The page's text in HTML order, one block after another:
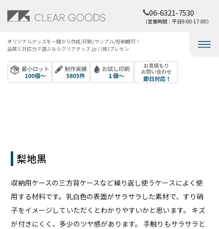
オリジナルグッズを​一個から​作成/印刷/サンプル/短納期可！​
品質と​対応力で​選ぶなら​クリアグッズ.jp / (株)プレセン
06-6321-7530
（営業時間：平日9:00-17:00）
梨地黒
収納用ケースの三方背ケースなど繰り返し使うケースによく使
用する材料です。乳白色の表面がサラサラした素材で、すり硝
子をイメージしていただくとわかりやすいかと思います。 キズ
が付きにくく、多少のツヤ感があります。 手触りもサラサラと